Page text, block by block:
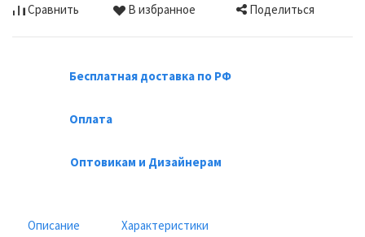
Сравнить В избранное Поделиться
Бесплатная доставка по РФ
Оплата
Оптовикам и Дизайнерам
Описание Характеристики